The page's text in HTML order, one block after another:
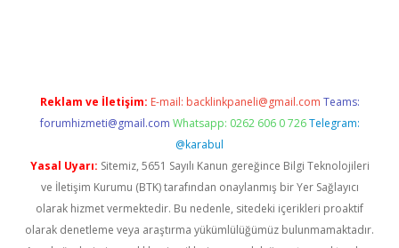
Reklam ve İletişim: E-mail: backlinkpaneli@gmail.com Teams:
forumhizmeti@gmail.com Whatsapp: 0262 606 0 726 Telegram:
@karabul
Yasal Uyarı: Sitemiz, 5651 Sayılı Kanun gereğince Bilgi Teknolojileri
ve İletişim Kurumu (BTK) tarafından onaylanmış bir Yer Sağlayıcı
olarak hizmet vermektedir. Bu nedenle, sitedeki içerikleri proaktif
olarak denetleme veya araştırma yükümlülüğümüz bulunmamaktadır.